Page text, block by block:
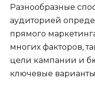
Разнообразные
аудиторией
прямого
многих факторов,
цели кампании и
ключевые